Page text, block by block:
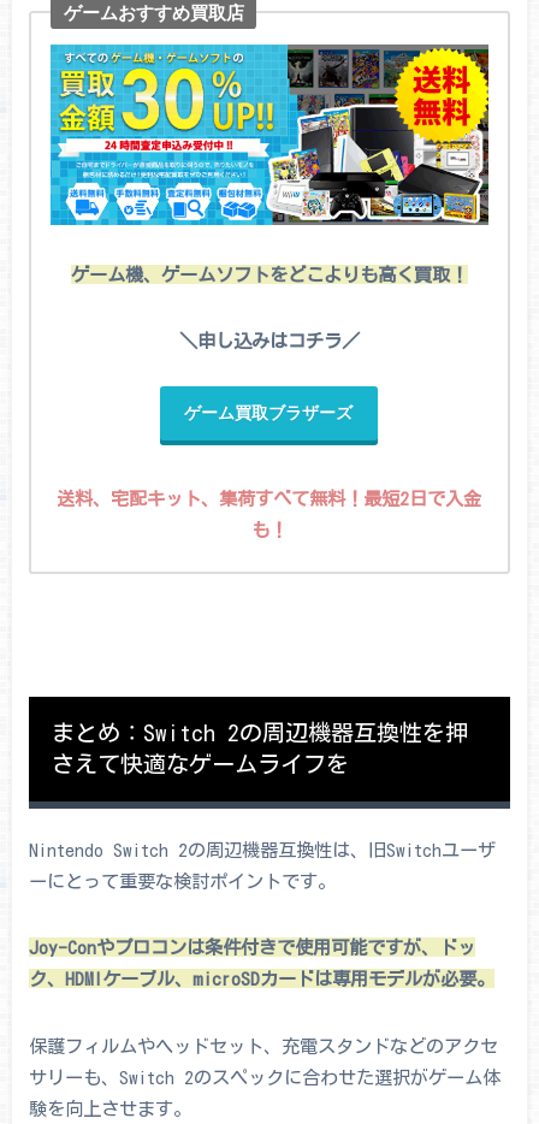
ゲームおすすめ買取店
ゲーム機、ゲームソフトをどこよりも高く買取！
＼申し込みはコチラ／
ゲーム買取ブラザーズ
送料、宅配キット、集荷すべて無料！最短2日で入金
も！
まとめ：Switch 2の周辺機器互換性を押
さえて快適なゲームライフを
Nintendo Switch 2の周辺機器互換性は、旧Switchユーザ
ーにとって重要な検討ポイントです。
Joy-Conやプロコンは条件付きで使用可能ですが、ドッ
ク、HDMIケーブル、microSDカードは専用モデルが必要。
保護フィルムやヘッドセット、充電スタンドなどのアクセ
サリーも、Switch 2のスペックに合わせた選択がゲーム体
験を向上させます。